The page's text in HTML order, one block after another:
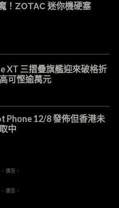
！ZOTAC 迷你機硬塞
XT 三摺疊旗艦迎來破格折
可慳逾萬元
Phone 12/8 發佈但香港未
中
- 廣告 -
- 廣告 -